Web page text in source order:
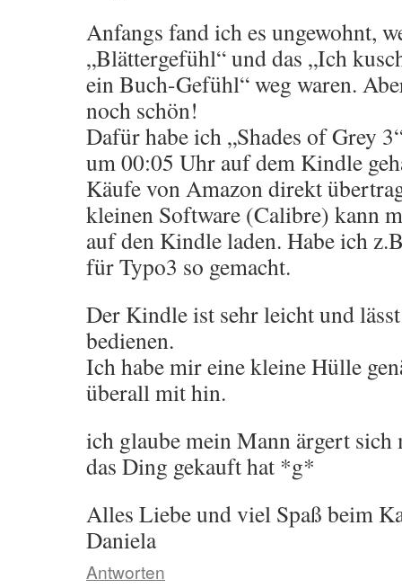
Anfangs fand ich es ungewohnt,
„Blättergefühl“ und das „Ich
ein Buch-Gefühl“ weg waren.
noch schön!
Dafür habe ich „Shades of Grey
um 00:05 Uhr auf dem Kindle
Käufe von Amazon direkt
kleinen Software (Calibre) kann
auf den Kindle laden. Habe ich
für Typo3 so gemacht.
Der Kindle ist sehr leicht und
bedienen.
Ich habe mir eine kleine Hülle
überall mit hin.
ich glaube mein Mann ärgert sich
das Ding gekauft hat *g*
Alles Liebe und viel Spaß beim
Daniela
Antworten